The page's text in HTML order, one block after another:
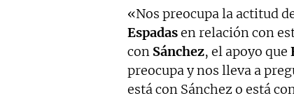
«Nos preocupa la actitud
Espadasen relación con
con Sánchez, el apoyo que
preocupa y nos lleva a
está con Sánchez o está